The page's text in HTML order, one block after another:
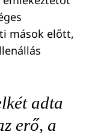
mások előtt,
adta
erő, a